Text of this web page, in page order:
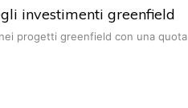
investimenti greenfield
progetti greenfield con una quota